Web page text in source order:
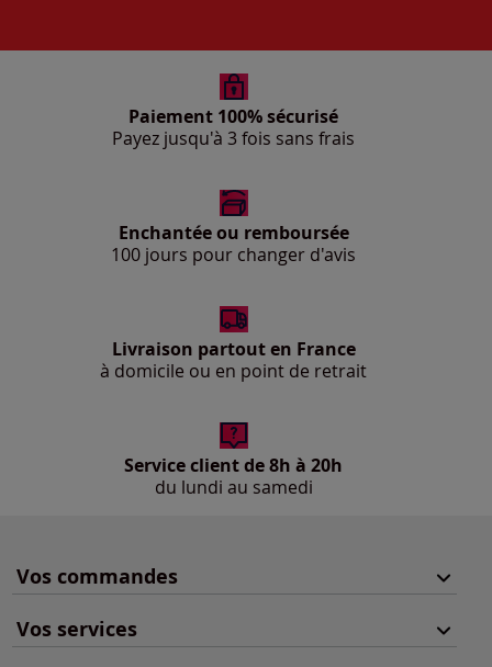
Paiement 100% sécurisé
Payez jusqu'à 3 fois sans frais
Enchantée ou remboursée
100 jours pour changer d'avis
Livraison partout en France
à domicile ou en point de retrait
Service client de 8h à 20h
du lundi au samedi
Vos commandes
Vos services